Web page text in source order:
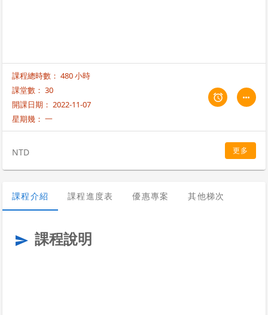
課程總時數： 480 小時
課堂數： 30
開課日期： 2022-11-07
星期幾： 一
NTD 更多
課程介紹 課程進度表 優惠專案 其他梯次
send 課程說明